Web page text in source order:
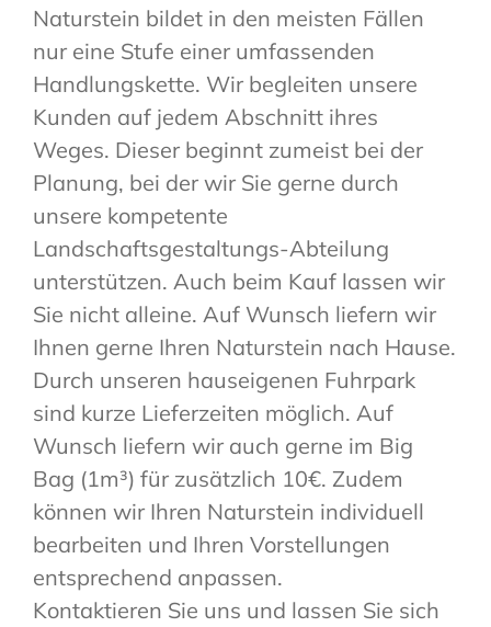
Naturstein bildet in den meisten Fällen
nur eine Stufe einer umfassenden
Handlungskette. Wir begleiten unsere
Kunden auf jedem Abschnitt ihres
Weges. Dieser beginnt zumeist bei der
Planung, bei der wir Sie gerne durch
unsere kompetente
Landschaftsgestaltungs-Abteilung
unterstützen. Auch beim Kauf lassen wir
Sie nicht alleine. Auf Wunsch liefern wir
Ihnen gerne Ihren Naturstein nach Hause.
Durch unseren hauseigenen Fuhrpark
sind kurze Lieferzeiten möglich. Auf
Wunsch liefern wir auch gerne im Big
Bag (1m³) für zusätzlich 10€. Zudem
können wir Ihren Naturstein individuell
bearbeiten und Ihren Vorstellungen
entsprechend anpassen.
Kontaktieren Sie uns und lassen Sie sich